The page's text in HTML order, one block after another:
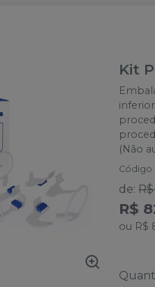
Kit
(Não
Código
de: R$
R$
ou R$